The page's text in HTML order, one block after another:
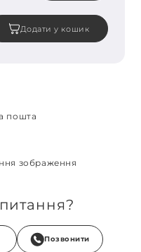
Додати у кошик
пошта
зображення
Позвонити